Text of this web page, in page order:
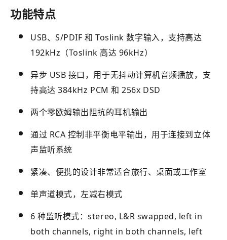
功能特点
USB、S/PDIF 和 Toslink 数字输入，支持高达
192kHz（Toslink 高达 96kHz）
异步 USB 接口，用于无抖动计算机音频播放，支
持高达 384kHz PCM 和 256x DSD
两个零欧姆输出阻抗的耳机输出
通过 RCA 控制非平衡电平输出，用于连接到立体
声监听系统
紧凑、便携的设计非常适合旅行、桌面或工作室
单声道模式，左减右模式
6 种监听模式：stereo, L&R swapped, left in
both channels, right in both channels, left